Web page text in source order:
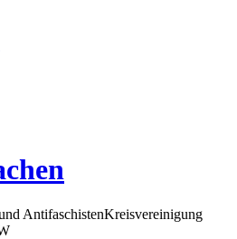
AntifaschistenKreisvereinigung